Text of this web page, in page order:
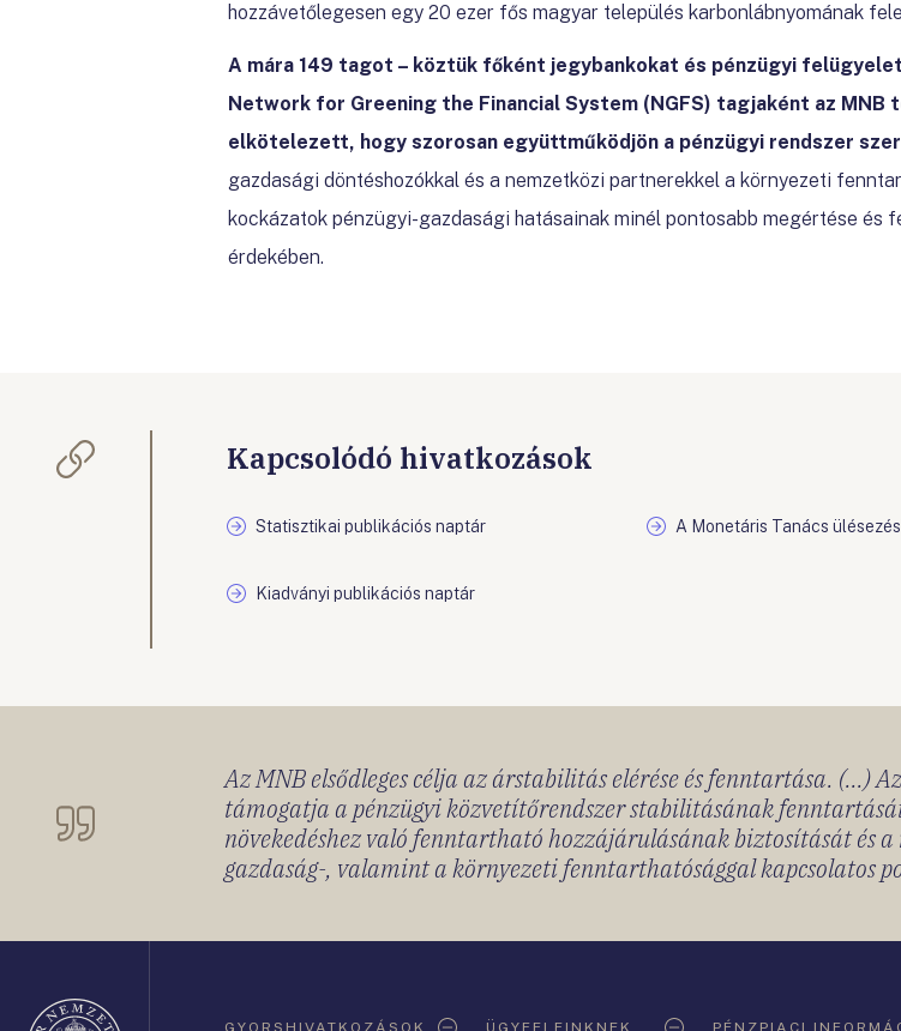
hozzávetőlegesen egy 20 ezer fős magyar település karbonlábnyomának
A mára 149 tagot – köztük főként jegybankokat és pénzügyi
Network for Greening the Financial System (NGFS) tagjaként az MNB
elkötelezett, hogy szorosan együttműködjön a pénzügyi rendszer
gazdasági döntéshozókkal és a nemzetközi partnerekkel a környezeti
kockázatok pénzügyi-gazdasági hatásainak minél pontosabb megértése és
érdekében.
Kapcsolódó hivatkozások
Statisztikai publikációs naptár A Monetáris Tanács
Kiadványi publikációs naptár
Az MNB elsődleges célja az árstabilitás elérése és fenntartása. (...)
támogatja a pénzügyi közvetítőrendszer stabilitásának
növekedéshez való fenntartható hozzájárulásának biztosítását és
gazdaság-, valamint a környezeti fenntarthatósággal kapcsolatos
GYORSHIVATKOZÁSOK ÜGYFELEINKNEK PÉNZPIACI